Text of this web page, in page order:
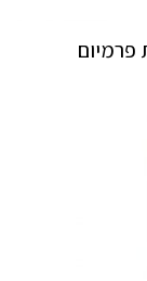
פרמיום